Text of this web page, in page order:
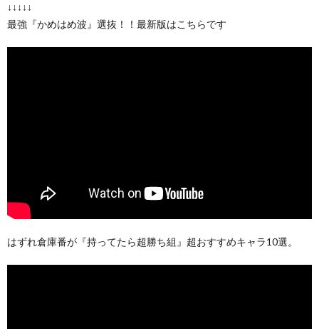
↓↓↓↓↓
最強『かめはめ波』選抜！！最新版はこちらです
はずれ倉庫番が『持ってたら超勝ち組』超おすすめキャラ10選。